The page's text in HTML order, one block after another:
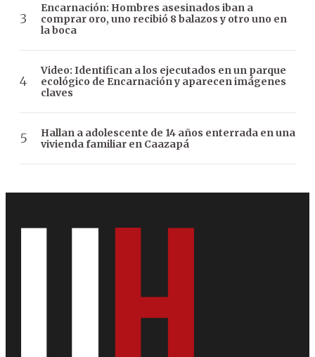
Encarnación: Hombres asesinados iban a
comprar oro, uno recibió 8 balazos y otro uno en
la boca
Video: Identifican a los ejecutados en un parque
ecológico de Encarnación y aparecen imágenes
claves
Hallan a adolescente de 14 años enterrada en una
vivienda familiar en Caazapá